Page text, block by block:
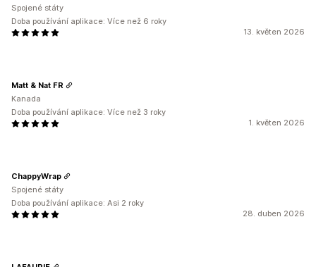
13. květen 2026
Spojené státy
Doba používání aplikace: Více než 6 roky
1. květen 2026
Matt & Nat FR
Kanada
Doba používání aplikace: Více než 3 roky
28. duben 2026
ChappyWrap
Spojené státy
Doba používání aplikace: Asi 2 roky